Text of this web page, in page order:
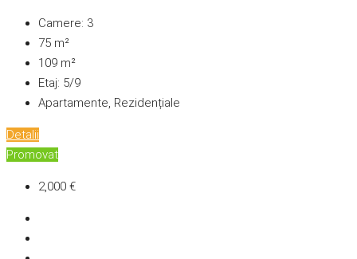
Camere: 3
75 m²
109 m²
Etaj: 5/9
Apartamente, Rezidențiale
Detalii
Promovat
2,000 €